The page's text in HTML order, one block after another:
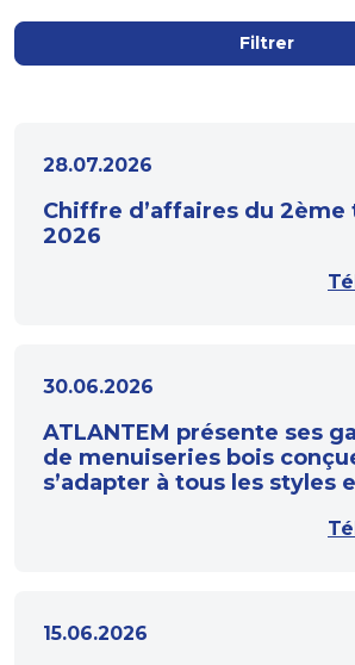
Filtrer
28.07.2026
Chiffre d’affaires du
2026
30.06.2026
ATLANTEM présente ses
de menuiseries bois
s’adapter à tous les styles
15.06.2026